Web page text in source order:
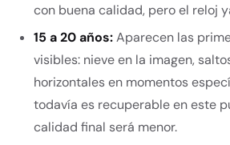
con buena calidad, pero el reloj
15 a 20 años:Aparecen las
visibles: nieve en la imagen,
horizontales en momentos
todavía es recuperable en este
calidad final será menor.